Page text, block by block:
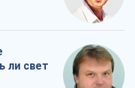
ли свет